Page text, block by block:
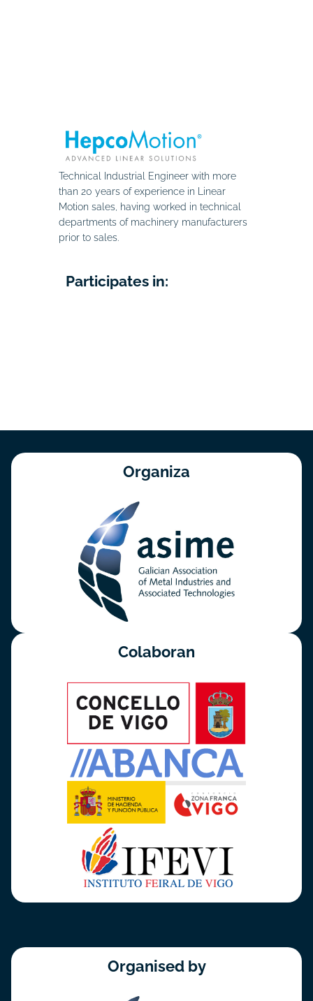
Technical Industrial Engineer with more
than 20 years of experience in Linear
Motion sales, having worked in technical
departments of machinery manufacturers
prior to sales.
Participates in:
Organiza
Colaboran
Organised by